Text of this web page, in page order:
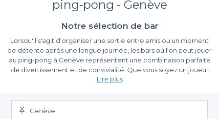
ping-pong - Genève
Notre sélection de bar
Lorsqu'il s'agit d'organiser une sortie entre amis ou un moment
de détente après une longue journée, les bars où l'on peut jouer
au ping-pong à Genève représentent une combinaison parfaite
de divertissement et de convivialité. Que vous soyez un joueur
expérimenté ou un novice cherchant à s'amuser, ces
compétition amicale et échanges autour d'un verre.
Découverte d'une expérience unique à Genève
Nous savons à quel point il est important de choisir le bon lieu
Lire plus
Genève